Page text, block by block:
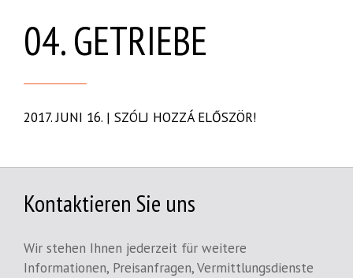
04. GETRIEBE
2017. JUNI 16. | SZÓLJ HOZZÁ ELŐSZÖR!
Kontaktieren Sie uns
Wir stehen Ihnen jederzeit für weitere
Informationen, Preisanfragen, Vermittlungsdienste